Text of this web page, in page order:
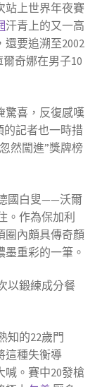
站上世界年夜賽
汗青上的又一高
要追溯至2002
奇娜在男子10
驚喜，反復感嘆
的記者也一時措
然闖進”獎牌榜
國白叟——沃爾
。作為保加利
圈內頗具傳奇顏
重彩的一筆。
以鍛練成分餐
知的22歲門
這種失衡導
喊。賽中20發槍